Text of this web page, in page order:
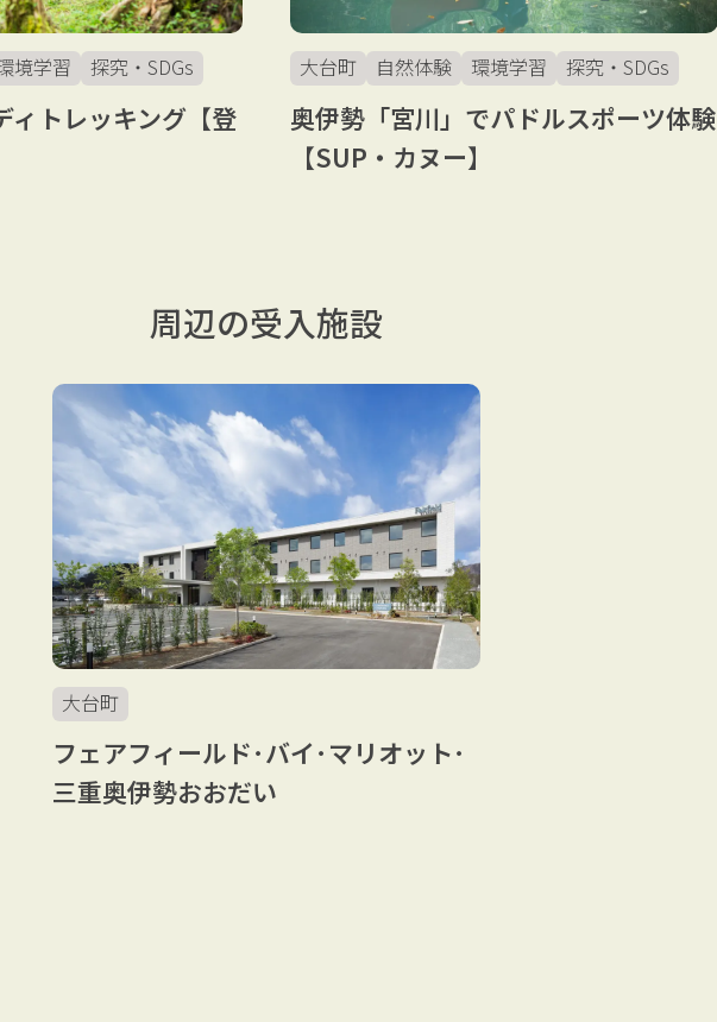
境学習 探究・SDGs
ィトレッキング【登
大台町 自然体験 環境学習 探究・SDGs
奥伊勢「宮川」でパドルスポーツ体験
【SUP・カヌー】
周辺の受入施設
大台町
フェアフィールド･バイ･マリオット･
三重奥伊勢おおだい